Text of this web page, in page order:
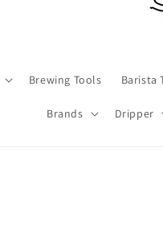
Brewing Tools Barista
Brands Dripper